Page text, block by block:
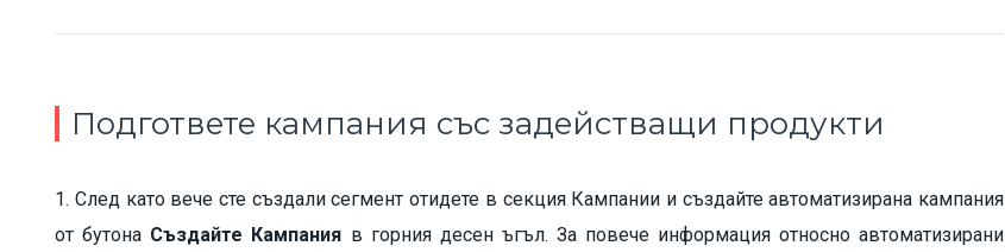
Подгответе кампания със задействащи продукти
1. След като вече сте създали сегмент отидете в секция Кампании и създайте автоматизирана кампания
от бутона Създайте Кампания в горния десен ъгъл. За повече информация относно автоматизирани